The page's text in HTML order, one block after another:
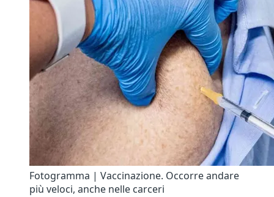
Fotogramma | Vaccinazione. Occorre andare
più veloci, anche nelle carceri